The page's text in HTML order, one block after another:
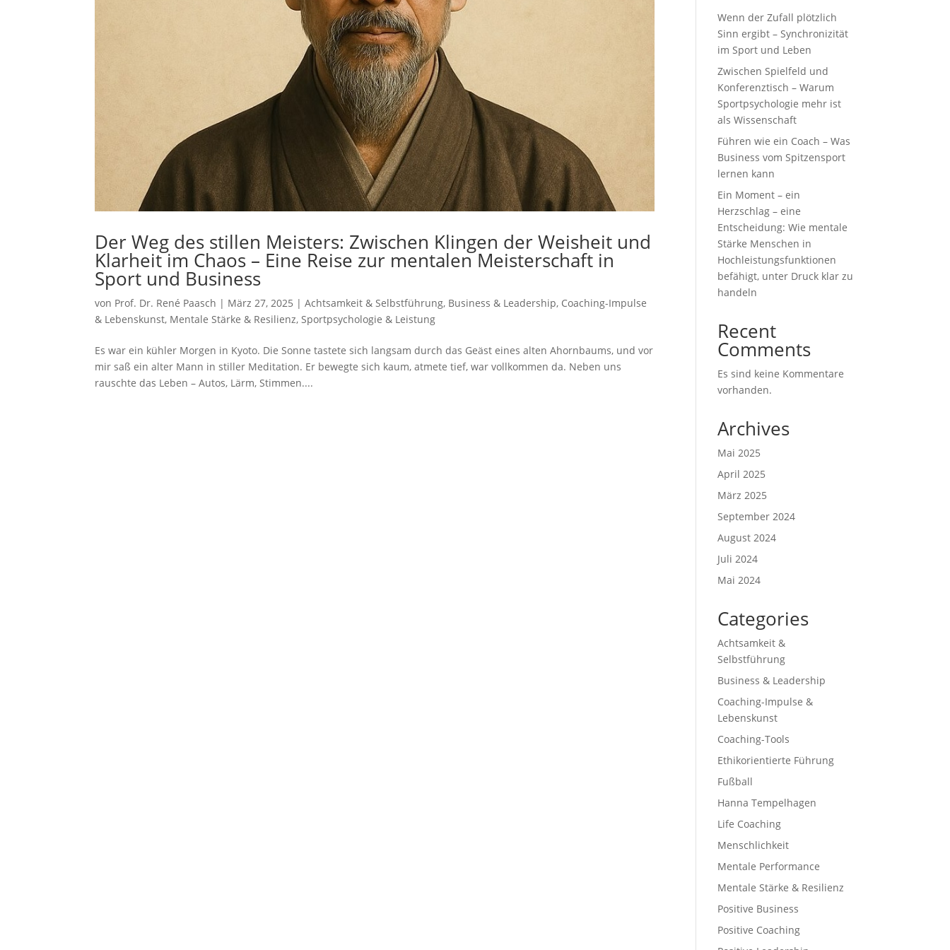
Der Weg des stillen Meisters: Zwischen Klingen der Weisheit und
Klarheit im Chaos – Eine Reise zur mentalen Meisterschaft in
Sport und Business
von Prof. Dr. René Paasch | März 27, 2025 |Achtsamkeit & Selbstführung, Business & Leadership, Coaching-Impulse
& Lebenskunst, Mentale Stärke & Resilienz, Sportpsychologie & Leistung
Es war ein kühler Morgen in Kyoto. Die Sonne tastete sich langsam durch das Geäst eines alten Ahornbaums, und vor
mir saß ein alter Mann in stiller Meditation. Er bewegte sich kaum, atmete tief, war vollkommen da. Neben uns
rauschte das Leben – Autos, Lärm, Stimmen....
Wenn der Zufall plötzlich
Sinn ergibt – Synchronizität
im Sport und Leben
Zwischen Spielfeld und
Konferenztisch – Warum
Sportpsychologie mehr ist
als Wissenschaft
Führen wie ein Coach – Was
Business vom Spitzensport
lernen kann
Ein Moment – ein
Herzschlag – eine
Entscheidung: Wie mentale
Stärke Menschen in
Hochleistungsfunktionen
befähigt, unter Druck klar zu
handeln
Recent
Comments
Es sind keine Kommentare
vorhanden.
Archives
Mai 2025
April 2025
März 2025
September 2024
August 2024
Juli 2024
Mai 2024
Categories
Achtsamkeit &
Selbstführung
Business & Leadership
Coaching-Impulse &
Lebenskunst
Coaching-Tools
Ethikorientierte Führung
Fußball
Hanna Tempelhagen
Life Coaching
Menschlichkeit
Mentale Performance
Mentale Stärke & Resilienz
Positive Business
Positive Coaching